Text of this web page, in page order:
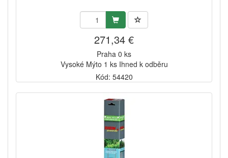
271,34 €
Praha 0 ks
Vysoké Mýto 1 ks Ihned k odběru
Kód: 54420